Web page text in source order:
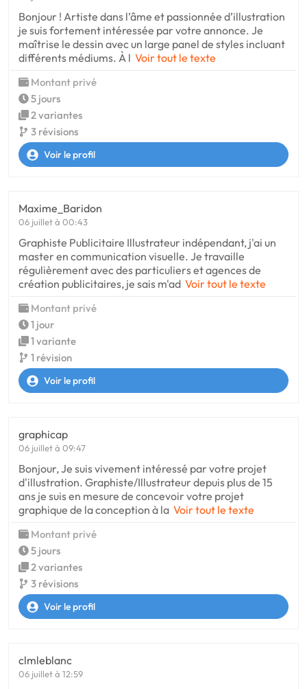
Bonjour ! Artiste dans l’âme et passionnée d’illustration
je suis fortement intéressée par votre annonce. Je
maîtrise le dessin avec un large panel de styles incluant
différents médiums. À l Voir tout le texte
Montant privé
5 jours
2 variantes
3 révisions
Voir le profil
Maxime_Baridon
06 juillet à 00:43
Graphiste Publicitaire Illustrateur indépendant, j'ai un
master en communication visuelle. Je travaille
régulièrement avec des particuliers et agences de
création publicitaires, je sais m'ad Voir tout le texte
Montant privé
1 jour
1 variante
1 révision
Voir le profil
graphicap
06 juillet à 09:47
Bonjour, Je suis vivement intéressé par votre projet
d'illustration. Graphiste/Illustrateur depuis plus de 15
ans je suis en mesure de concevoir votre projet
graphique de la conception à la Voir tout le texte
Montant privé
5 jours
2 variantes
3 révisions
Voir le profil
clmleblanc
06 juillet à 12:59